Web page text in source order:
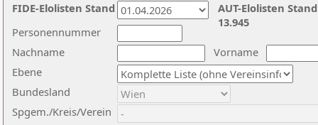
Nachname
Vorname
Ebene
Personennummer
Bundesland
Spgem./Kreis/Verein
AUT-Elolisten
13.945
FIDE-Elolisten Stand